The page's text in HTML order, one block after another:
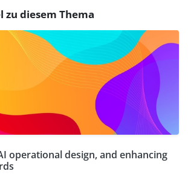
diesem Thema
operational design, and enhancing